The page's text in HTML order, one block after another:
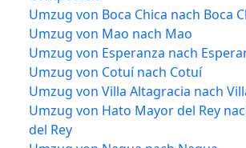
Umzug von Boca Chica nach Boca
Umzug von Mao nach Mao
Umzug von Esperanza nach
Umzug von Cotuí nach Cotuí
Umzug von Villa Altagracia nach
Umzug von Hato Mayor del Rey
del Rey